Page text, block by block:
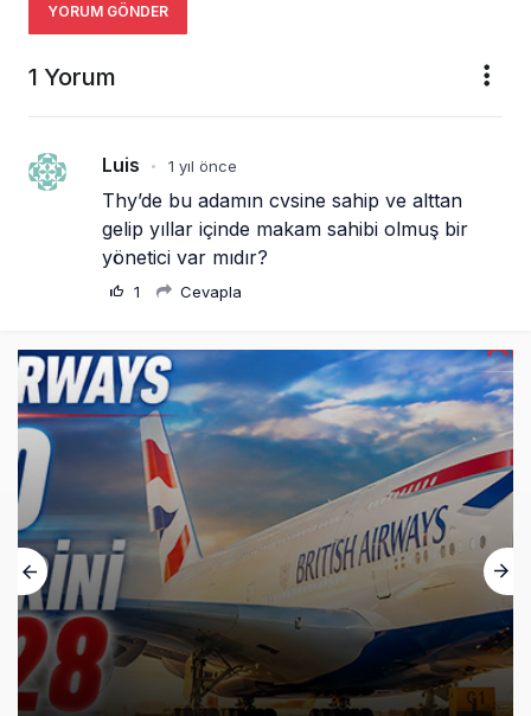
YORUM GÖNDER
1 Yorum
Luis • 1 yıl önce
Thy’de bu adamın cvsine sahip ve alttan
gelip yıllar içinde makam sahibi olmuş bir
yönetici var mıdır?
1 Cevapla